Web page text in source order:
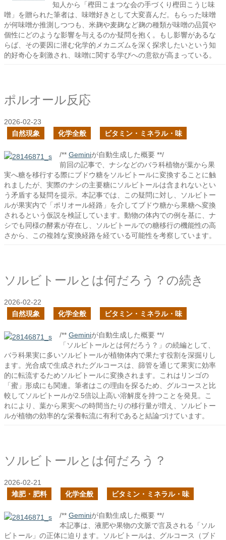
知人から「樫田こまつな会の手づくり樫田こうじ味
噌」を贈られた筆者は、味噌好きとして大変喜んだ。もらった味噌
が何味噌か推測しつつも、米麹や麦麹など麹の種類が味噌の品質や
個性にどのような影響を与えるのか疑問を抱く。もし影響があるな
らば、その要因に潜む化学的メカニズムを深く探求したいという知
的好奇心を刺激され、味噌に関する学びへの意欲が高まっている。
ポルオール反応
2026-02-23
自然現象
化学全般 ビタミン・ミネラル・味
/** Geminiが自動生成した概要 **/
前回の記事で、ナシなどのバラ科植物が葉から果
実へ糖を移行する際にブドウ糖をソルビトールに変換することに触
れましたが、実際のナシの主要糖にソルビトールは含まれないとい
う矛盾する疑問を提示。本記事では、この疑問に対し、ソルビトー
ルが果実内で「ポリオール経路」を介してブドウ糖から果糖へ変換
されるという仮説を検証しています。動物の体内での例を基に、ナ
シでも同様の酵素が存在し、ソルビトールでの糖移行の機能性の高
さから、この複雑な変換経路を経ている可能性を考察しています。
ソルビトールとは何だろう？の続き
2026-02-22
自然現象
化学全般 ビタミン・ミネラル・味
/** Geminiが自動生成した概要 **/
「ソルビトールとは何だろう？」の続編として、
バラ科果実に多いソルビトールが植物体内で果たす役割を深掘りし
ます。光合成で生成されたグルコースは、篩管を通じて果実に効率
的に転流するためソルビトールに変換されます。これはリンゴの
「蜜」形成にも関連。筆者はこの理由を探るため、グルコースと比
較してソルビトールが2.5倍以上高い溶解度を持つことを発見。こ
れにより、葉から果実への時間当たりの移行量が増え、ソルビトー
ルが植物の効率的な栄養転流に有利であると結論づけています。
ソルビトールとは何だろう？
2026-02-21
堆肥・肥料
化学全般 ビタミン・ミネラル・味
/** Geminiが自動生成した概要 **/
本記事は、液肥や果物の文脈で言及される「ソル
ビトール」の正体に迫ります。ソルビトールは、グルコース（ブド